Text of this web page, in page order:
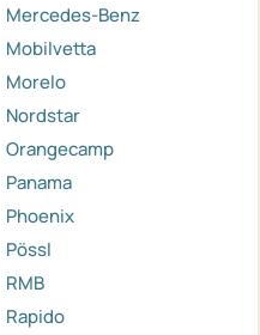
Mercedes-Benz
Mobilvetta
Morelo
Nordstar
Orangecamp
Panama
Phoenix
Pössl
RMB
Rapido